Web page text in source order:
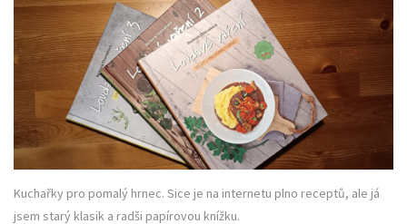
Kuchařky pro pomalý hrnec. Sice je na internetu plno receptů, ale já
jsem starý klasik a radši papírovou knížku.